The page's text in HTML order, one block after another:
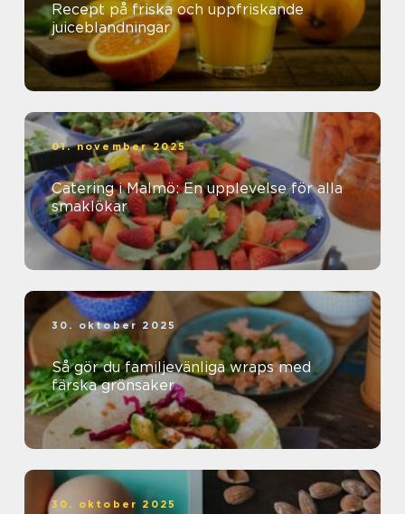
Recept på friska och uppfriskande
juiceblandningar
01. november 2025
Catering i Malmö: En upplevelse för alla
smaklökar
30. oktober 2025
Så gör du familjevänliga wraps med
färska grönsaker
30. oktober 2025